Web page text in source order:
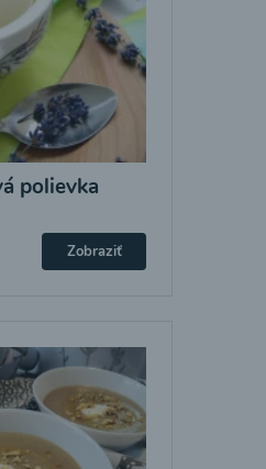
polievka
Zobraziť